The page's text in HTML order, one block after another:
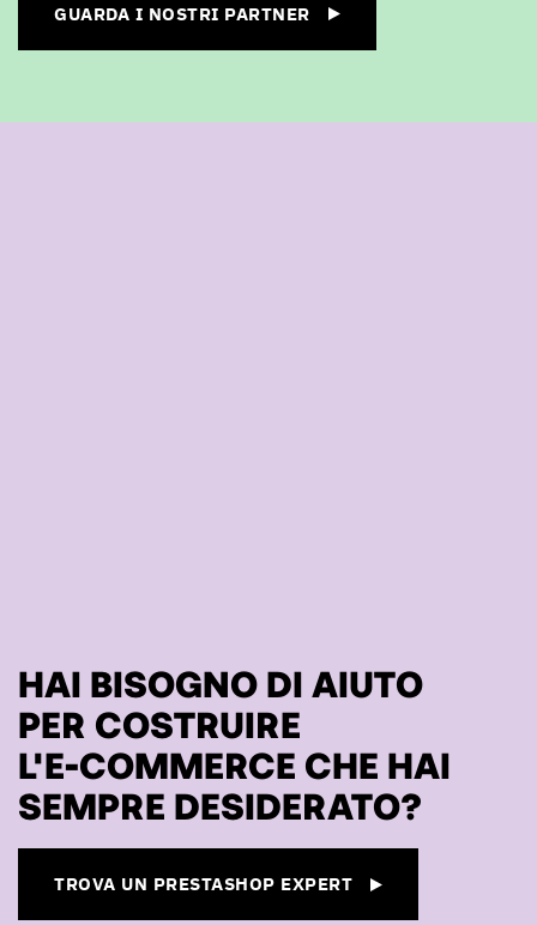
GUARDA I NOSTRI PARTNER
HAI BISOGNO DI AIUTO
PER COSTRUIRE
L'E-COMMERCE CHE HAI
SEMPRE DESIDERATO?
TROVA UN PRESTASHOP EXPERT